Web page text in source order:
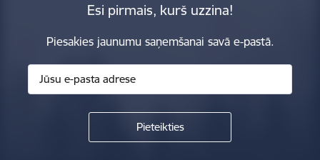
Esi pirmais, kurš uzzina!
Piesakies jaunumu saņemšanai savā e-pastā.